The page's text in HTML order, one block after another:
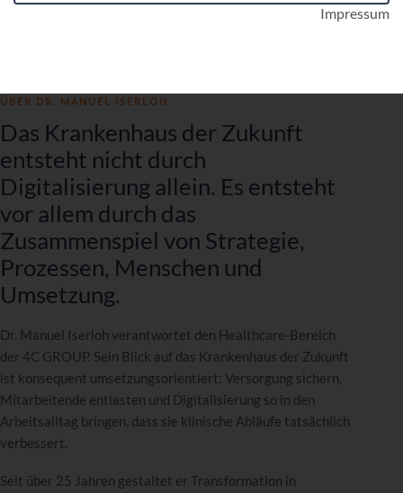
ÜBER DR. MANUEL ISERLOH
Das Krankenhaus der Zukunft
entsteht nicht durch
Digitalisierung allein. Es entsteht
vor allem durch das
Zusammenspiel von Strategie,
Prozessen, Menschen und
Umsetzung.
Dr. Manuel Iserloh verantwortet den Healthcare-Bereich
der 4C GROUP. Sein Blick auf das Krankenhaus der Zukunft
ist konsequent umsetzungsorientiert: Versorgung sichern,
Mitarbeitende entlasten und Digitalisierung so in den
Arbeitsalltag bringen, dass sie klinische Abläufe tatsächlich
verbessert.
Seit über 25 Jahren gestaltet er Transformation in
Impressum